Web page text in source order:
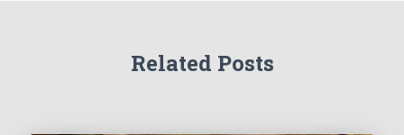
Related Posts